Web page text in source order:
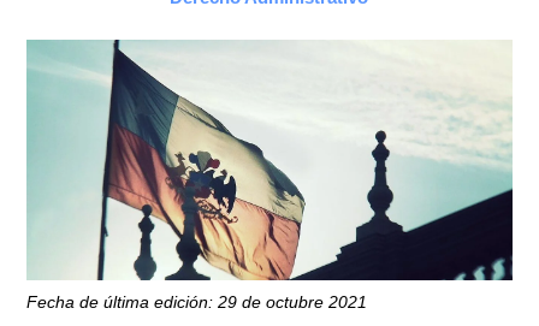
Fecha de última edición: 29 de octubre 2021